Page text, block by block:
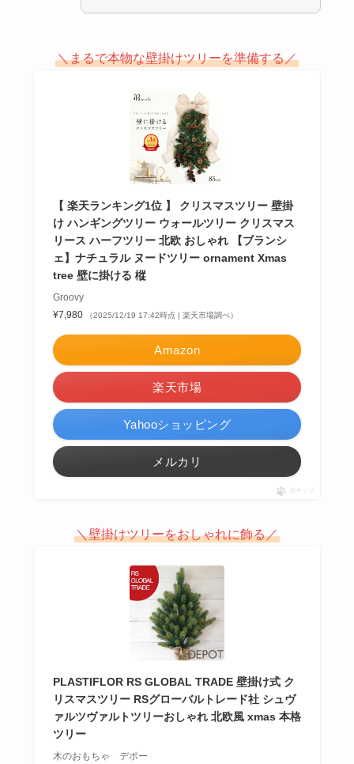
＼まるで本物な壁掛けツリーを準備する／
【 楽天ランキング1位 】 クリスマスツリー 壁掛
け ハンギングツリー ウォールツリー クリスマス
リース ハーフツリー 北欧 おしゃれ 【ブランシ
ェ】ナチュラル ヌードツリー ornament Xmas
tree 壁に掛ける 樅
Groovy
¥7,980
（2025/12/19 17:42時点 | 楽天市場調べ）
Amazon
楽天市場
Yahooショッピング
メルカリ
ポチップ
＼壁掛けツリーをおしゃれに飾る／
PLASTIFLOR RS GLOBAL TRADE 壁掛け式 ク
リスマスツリー RSグローバルトレード社 シュヴ
ァルツヴァルトツリーおしゃれ 北欧風 xmas 本格
ツリー
木のおもちゃ デポー